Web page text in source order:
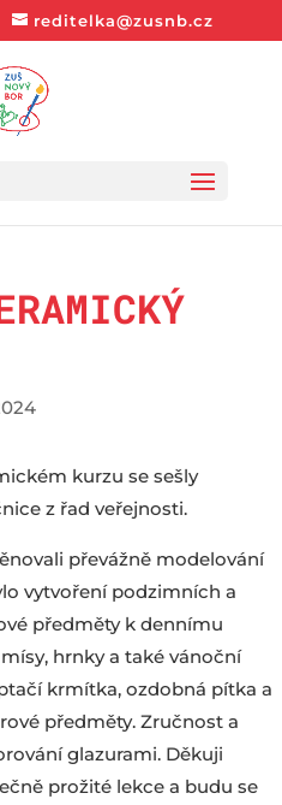
reditelka@zusnb.cz
kurzu se sešly
z řad veřejnosti.
převážně modelování
vytvoření podzimních a
předměty k dennímu
hrnky a také vánoční
krmítka, ozdobná pítka a
předměty. Zručnost a
glazurami. Děkuji
prožité lekce a budu se